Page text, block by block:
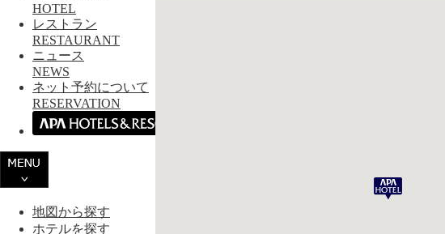
HOTEL
レストラン
RESTAURANT
ニュース
NEWS
ネット予約について
RESERVATION
地図から探す
ホテルを探す